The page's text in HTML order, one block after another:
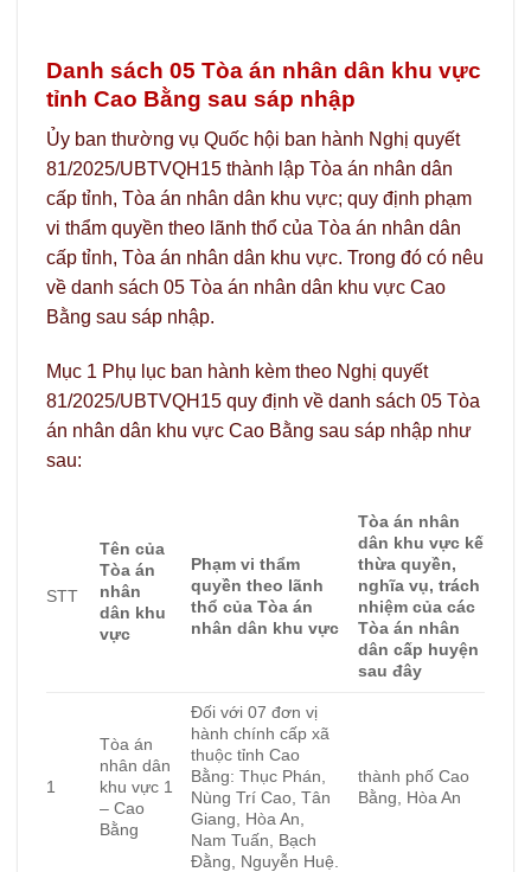
Danh sách 05 Tòa án nhân dân khu vực
tỉnh Cao Bằng sau sáp nhập
Ủy ban thường vụ Quốc hội ban hành Nghị quyết
81/2025/UBTVQH15 thành lập Tòa án nhân dân
cấp tỉnh, Tòa án nhân dân khu vực; quy định phạm
vi thẩm quyền theo lãnh thổ của Tòa án nhân dân
cấp tỉnh, Tòa án nhân dân khu vực. Trong đó có nêu
về danh sách 05 Tòa án nhân dân khu vực Cao
Bằng sau sáp nhập.
Mục 1 Phụ lục ban hành kèm theo Nghị quyết
81/2025/UBTVQH15 quy định về danh sách 05 Tòa
án nhân dân khu vực Cao Bằng sau sáp nhập như
sau:
STT
Tên của
Tòa án
nhân
dân khu
vực
Phạm vi thẩm
quyền theo lãnh
thổ của Tòa án
nhân dân khu vực
Tòa án nhân
dân khu vực kế
thừa quyền,
nghĩa vụ, trách
nhiệm của các
Tòa án nhân
dân cấp huyện
sau đây
1
Tòa án
nhân dân
khu vực 1
– Cao
Bằng
Đối với 07 đơn vị
hành chính cấp xã
thuộc tỉnh Cao
Bằng: Thục Phán,
Nùng Trí Cao, Tân
Giang, Hòa An,
Nam Tuấn, Bạch
Đằng, Nguyễn Huệ.
thành phố Cao
Bằng, Hòa An